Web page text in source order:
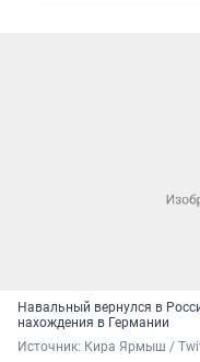
Навальный вернулся в
нахождения в Германии
Источник: Кира Ярмыш /